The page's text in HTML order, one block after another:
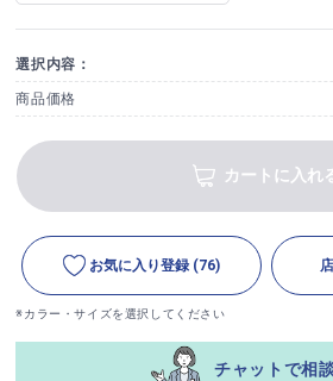
選択内容：
商品価格
カートに入れ
お気に入り登録 (76)
※カラー・サイズを選択してください
チャットで相